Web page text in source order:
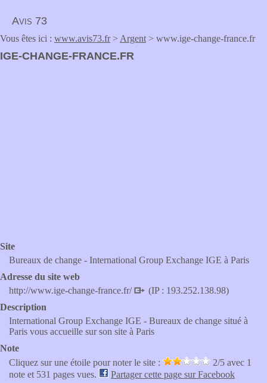
Avis 73
Vous êtes ici : www.avis73.fr> Argent > www.ige-change-france.fr
IGE-CHANGE-FRANCE.FR
Site
Bureaux de change - International Group Exchange IGE à Paris
Adresse du site web
http://www.ige-change-france.fr/
(IP : 193.252.138.98)
Description
International Group Exchange IGE - Bureaux de change situé à
Paris vous accueille sur son site à Paris
Note
Cliquez sur une étoile pour noter le site :
2/5 avec 1
note et 531 pages vues.
Partager cette page sur Facebook